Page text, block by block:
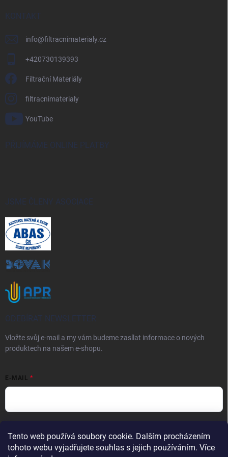
Tento web používá soubory cookie. Dalším procházením
tohoto webu vyjadřujete souhlas s jejich používáním. Více
KONTAKT
info@filtracnimaterialy.cz
+420730139393
Filtrační Materiály
filtracnimaterialy
YouTube
PŘIJÍMÁME ONLINE PLATBY
JSME ČLENY ASOCIACE
ODEBÍRAT NEWSLETTER
Vložte svůj e-mail a my vám budeme zasílat informace o nových
produktech na našem e-shopu.
E-MAIL
Přihlásit se